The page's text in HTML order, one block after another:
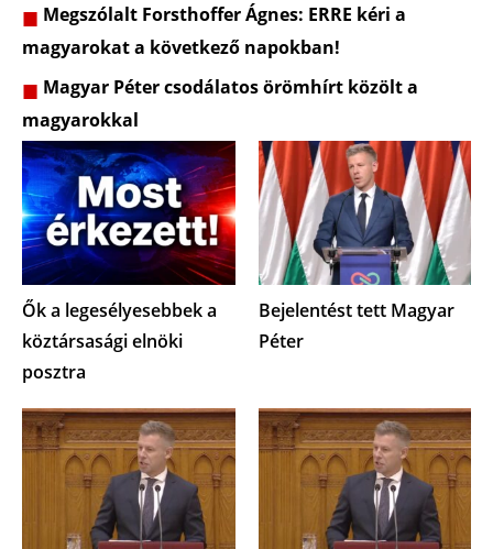
Megszólalt Forsthoffer Ágnes: ERRE kéri a
magyarokat a következő napokban!
Magyar Péter csodálatos örömhírt közölt a
magyarokkal
Ők a legesélyesebbek a
köztársasági elnöki
posztra
Bejelentést tett Magyar
Péter